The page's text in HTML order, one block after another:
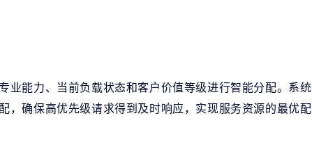
业能力、当前负载状态和客户价值等级进行智能分配。系统
，确保高优先级请求得到及时响应，实现服务资源的最优配